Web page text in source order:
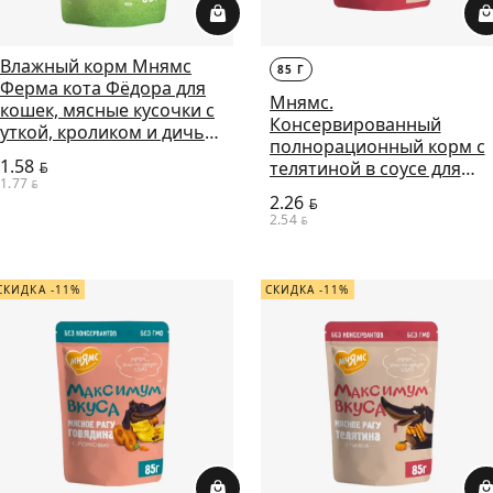
Влажный корм Мнямс
Ферма кота Фёдора для
кошек, мясные кусочки с
уткой, кроликом и дичью,
85 г
1.58 BYN
1.77 BYN
85 Г
Мнямс.
Консервированный
полнорационный корм с
телятиной в соусе для
собак "Максимум вкуса".
85г
2.26BYN
2.54BYN
-11% СКИДКА -11%